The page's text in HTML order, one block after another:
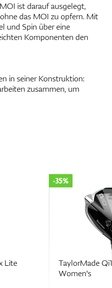
ist darauf ausgelegt,
das MOI zu opfern. Mit
und Spin über eine
Komponenten den
in seiner Konstruktion:
zusammen, um
Lite
TaylorMade
Women's
-35%